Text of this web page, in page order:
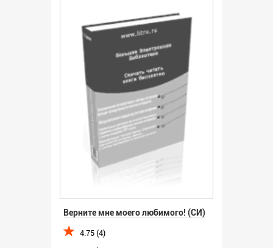
Верните мне моего любимого! (СИ)
4.75 (4)